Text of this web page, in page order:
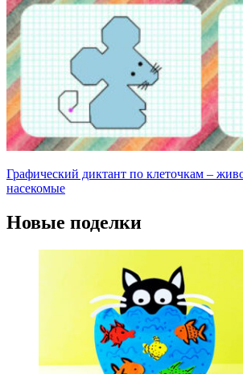
Графический диктант по клеточкам –
насекомые
Новые поделки